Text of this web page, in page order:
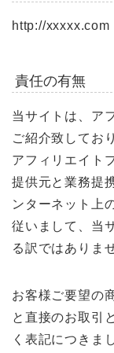
http://xxxxx.com
責任の有無
当サイトは、ア
ご紹介致してお
アフィリエイト
提供元と業務提
ンターネット上
従いまして、当
る訳ではありま
お客様ご要望の
と直接のお取引
く表記につきま